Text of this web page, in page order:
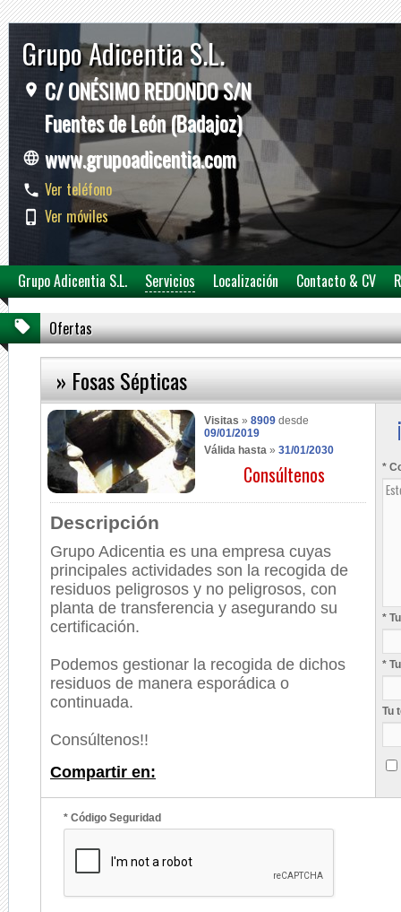
Grupo Adicentia S.L.
C/ ONÉSIMO REDONDO S/N
Fuentes de León (Badajoz)
www.grupoadicentia.com
Ver teléfono
Ver móviles
Grupo Adicentia S.L. Servicios Localización Contacto & CV
Ofertas
» Fosas Sépticas
Visitas » 8909 desde
09/01/2019
Válida hasta » 31/01/2030
Consúltenos
Descripción
Grupo Adicentia es una empresa cuyas
principales actividades son la recogida de
residuos peligrosos y no peligrosos, con
planta de transferencia y asegurando su
certificación.
Podemos gestionar la recogida de dichos
residuos de manera esporádica o
continuada.
Consúltenos!!
Compartir en:
*
*
*
Tu
* Código Seguridad